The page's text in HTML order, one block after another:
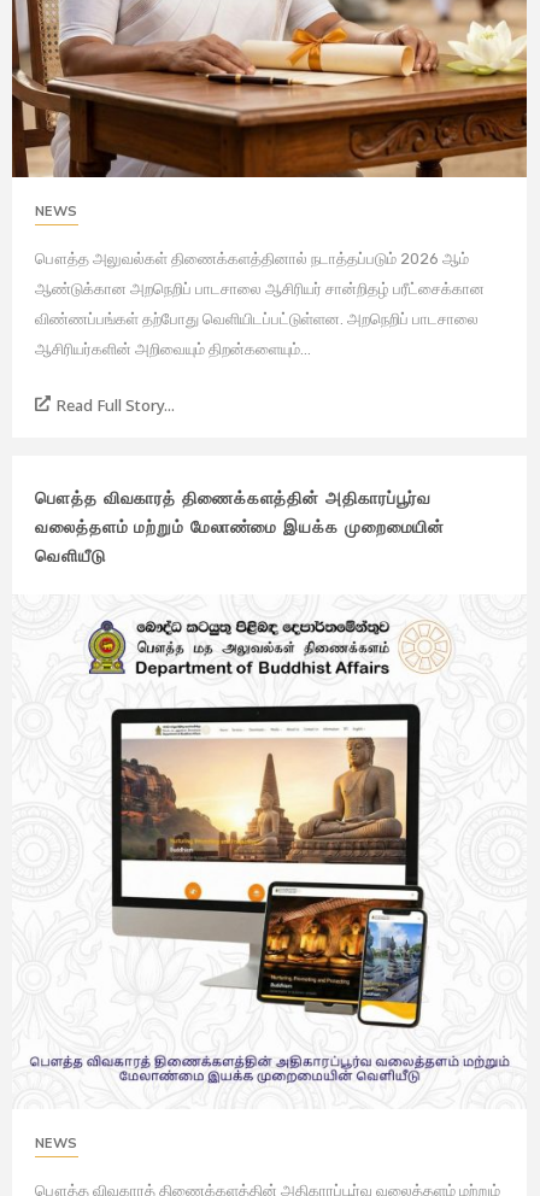
NEWS
பௌத்த அலுவல்கள் திணைக்களத்தினால் நடாத்தப்படும் 2026 ஆம்
ஆண்டுக்கான அறநெறிப் பாடசாலை ஆசிரியர் சான்றிதழ் பரீட்சைக்கான
விண்ணப்பங்கள் தற்போது வெளியிடப்பட்டுள்ளன. அறநெறிப் பாடசாலை
ஆசிரியர்களின் அறிவையும் திறன்களையும்...
Read Full Story...
பௌத்த விவகாரத் திணைக்களத்தின் அதிகாரப்பூர்வ
வலைத்தளம் மற்றும் மேலாண்மை இயக்க முறைமையின்
வெளியீடு
NEWS
பௌத்த விவகாரத் திணைக்களத்தின் அதிகாரப்பூர்வ வலைத்தளம் மற்றும்